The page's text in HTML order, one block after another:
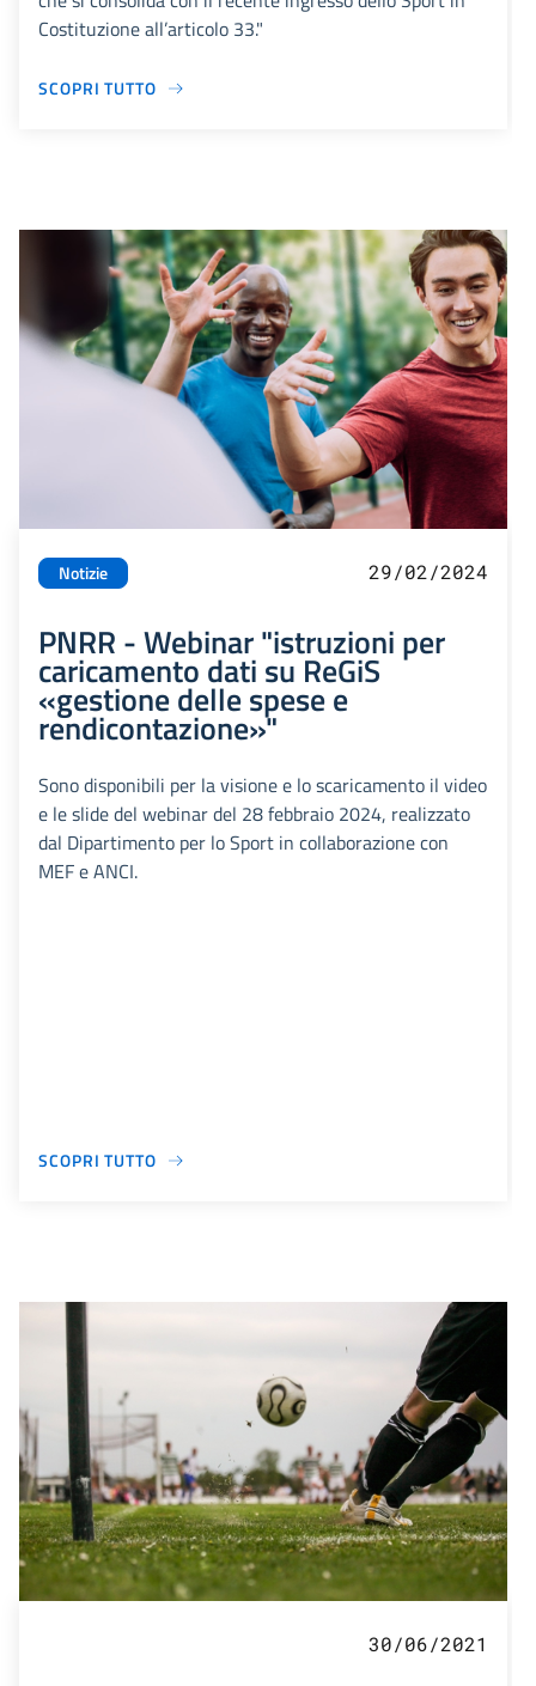
Costituzione all’articolo 33."
SCOPRI TUTTO
Notizie 29/02/2024
PNRR - Webinar "istruzioni per
caricamento dati su ReGiS
«gestione delle spese e
rendicontazione»"
Sono disponibili per la visione e lo scaricamento il video
e le slide del webinar del 28 febbraio 2024, realizzato
dal Dipartimento per lo Sport in collaborazione con
MEF e ANCI.
SCOPRI TUTTO
30/06/2021